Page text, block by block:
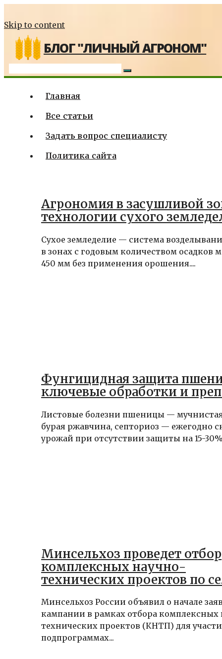
Skip to content
БЛОГ "ЛИЧНЫЙ АГРОНОМ"
Главная
Все статьи
Задать вопрос специалисту
Политика сайта
Агрономия в засушливой
технологии сухого
Сухое земледелие — система
в зонах с годовым количеством осадков
450 мм без применения орошения....
Фунгицидная защита
ключевые обработки и
Листовые болезни пшеницы —
бурая ржавчина, септориоз — ежегодно
урожай при отсутствии защиты на 15-
Минсельхоз проведет отбор
комплексных научно-
технических проектов по
Минсельхоз России объявил о начале
кампании в рамках отбора комплексных
технических проектов (КНТП) для
подпрограммах...